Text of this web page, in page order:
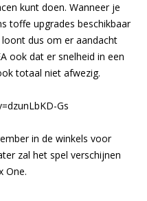
kunt doen. Wanneer je
toffe upgrades beschikbaar
dus om er aandacht
ook dat er snelheid in een
totaal niet afwezig.
Gs
in de winkels voor
zal het spel verschijnen
One.